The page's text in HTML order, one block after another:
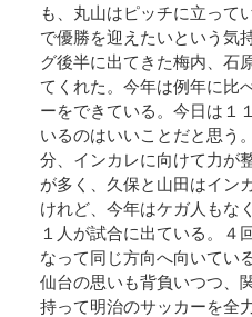
も、丸山はピッチに立って
で優勝を迎えたいという気
グ後半に出てきた梅内、石
てくれた。今年は例年に比
ーをできている。今日は１
いるのはいいことだと思う
分、インカレに向けて力が
が多く、久保と山田はイン
けれど、今年はケガ人もな
１人が試合に出ている。４
なって同じ方向へ向いてい
仙台の思いも背負いつつ、
持って明治のサッカーを全